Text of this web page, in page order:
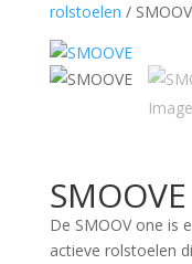
rolstoelen /
SMOOVE
De SMOOV one is
actieve rolstoelen